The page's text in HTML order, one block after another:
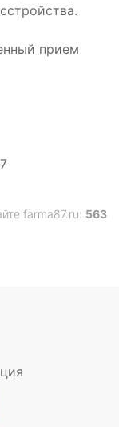
прием
farma87.ru: 563